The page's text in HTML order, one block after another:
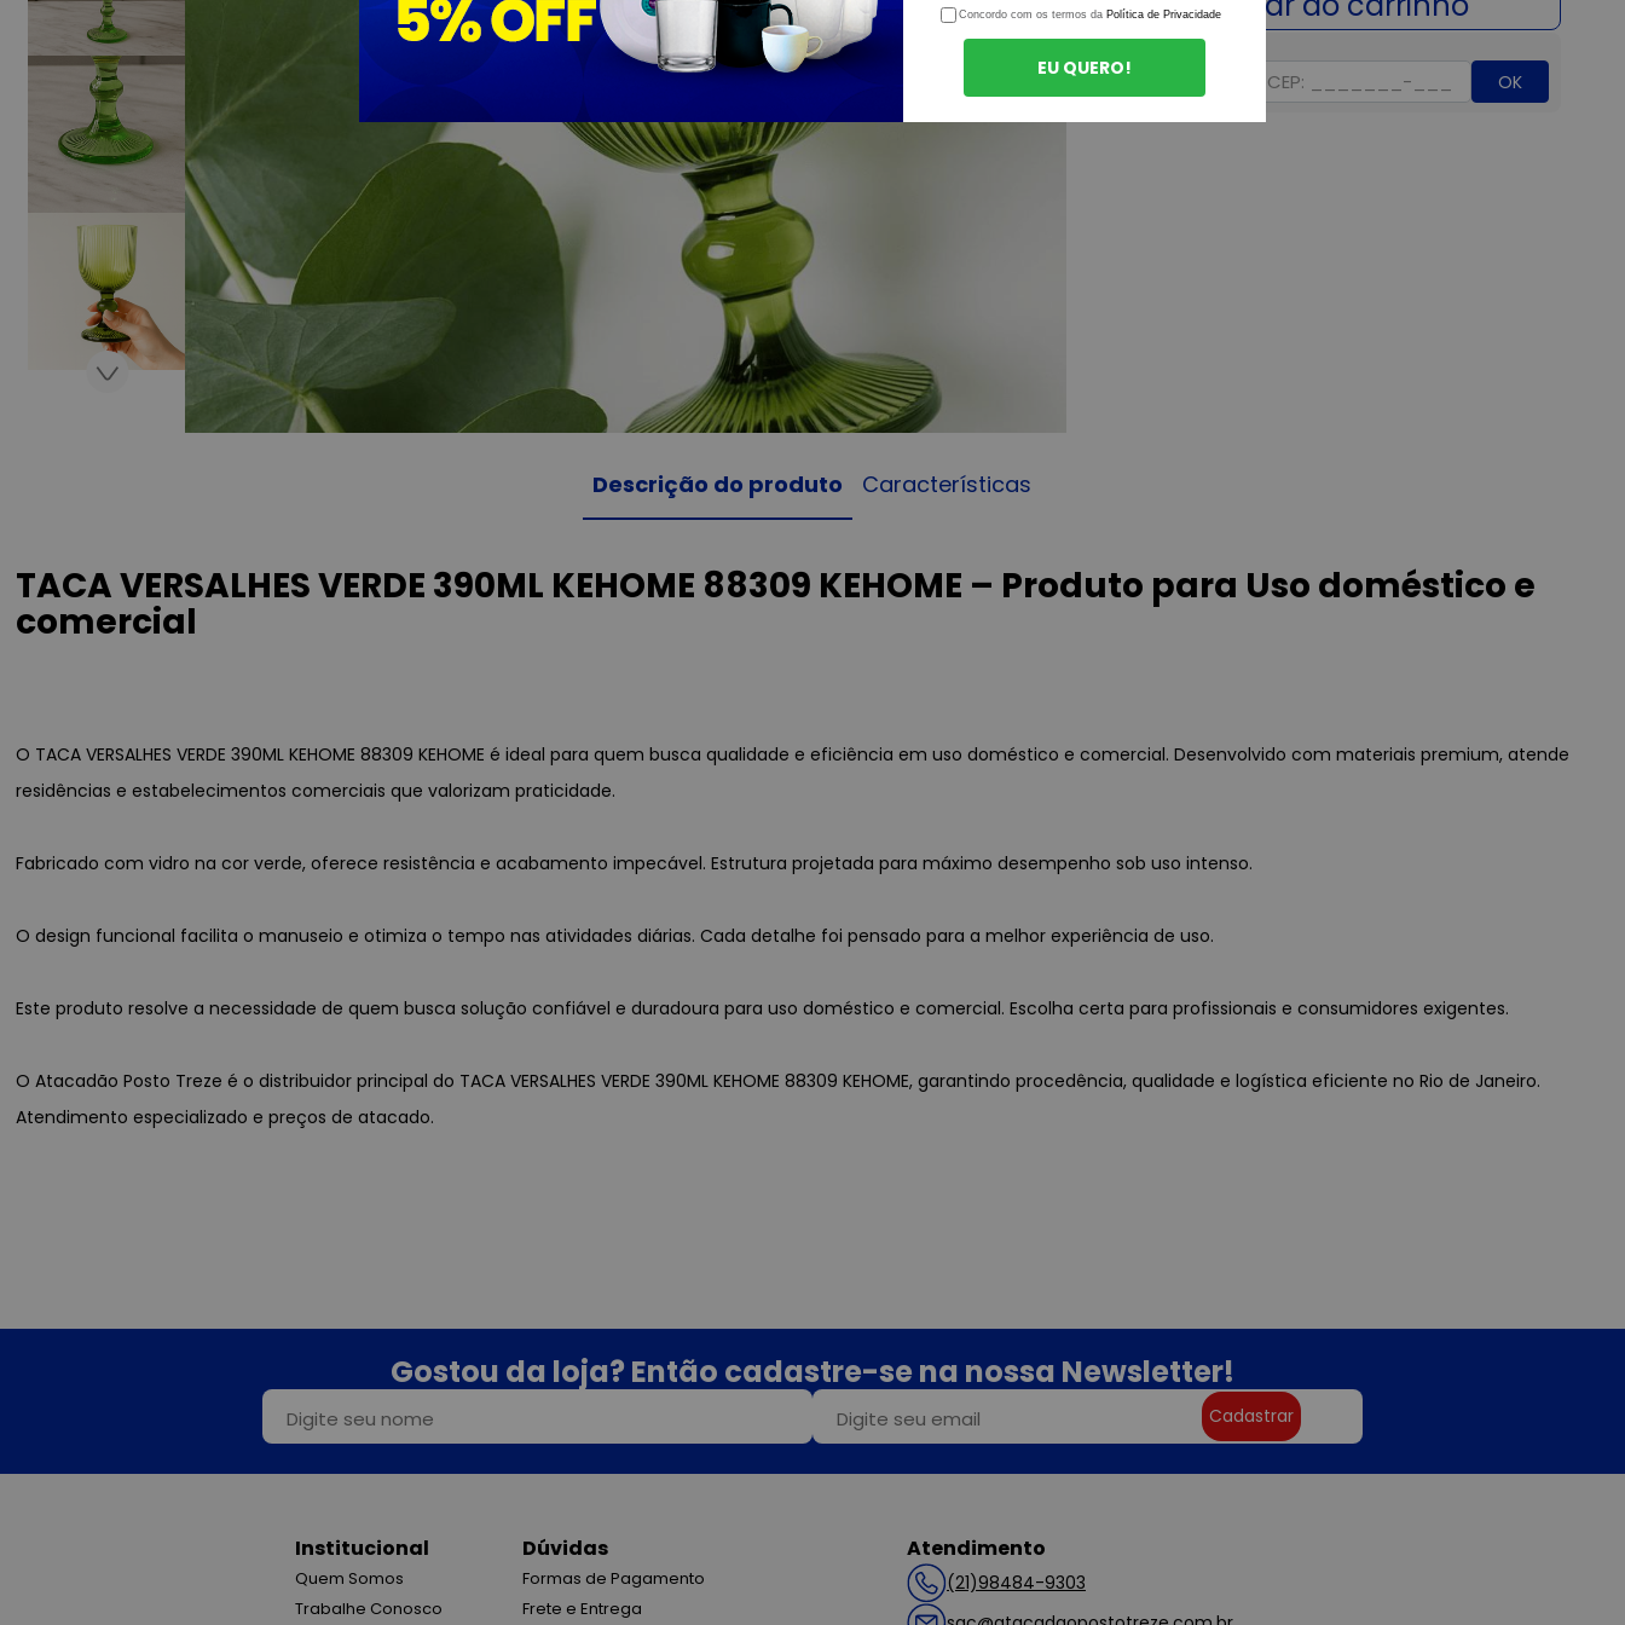
OK
Descrição do produto Características
TACA VERSALHES VERDE 390ML KEHOME 88309 KEHOME – Produto para Uso doméstico e
comercial
O TACA VERSALHES VERDE 390ML KEHOME 88309 KEHOME é ideal para quem busca qualidade e eficiência em uso doméstico e comercial. Desenvolvido com materiais premium, atende
residências e estabelecimentos comerciais que valorizam praticidade.
Fabricado com vidro na cor verde, oferece resistência e acabamento impecável. Estrutura projetada para máximo desempenho sob uso intenso.
O design funcional facilita o manuseio e otimiza o tempo nas atividades diárias. Cada detalhe foi pensado para a melhor experiência de uso.
Este produto resolve a necessidade de quem busca solução confiável e duradoura para uso doméstico e comercial. Escolha certa para profissionais e consumidores exigentes.
O Atacadão Posto Treze é o distribuidor principal do TACA VERSALHES VERDE 390ML KEHOME 88309 KEHOME, garantindo procedência, qualidade e logística eficiente no Rio de Janeiro.
Atendimento especializado e preços de atacado.
Gostou da loja? Então cadastre-se na nossa Newsletter!
Cadastrar
Institucional
Quem Somos
Trabalhe Conosco
Dúvidas
Formas de Pagamento
Frete e Entrega
Atendimento
(21)98484-9303
Concordo com os termos da Política de Privacidade
EU QUERO!